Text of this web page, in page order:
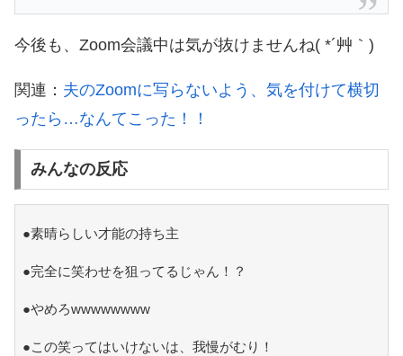
今後も、Zoom会議中は気が抜けませんね( *´艸｀)
関連： 夫のZoomに写らないよう、気を付けて横切
ったら…なんてこった！！
みんなの反応
●素晴らしい才能の持ち主
●完全に笑わせを狙ってるじゃん！？
●やめろwwwwwwww
●この笑ってはいけないは、我慢がむり！